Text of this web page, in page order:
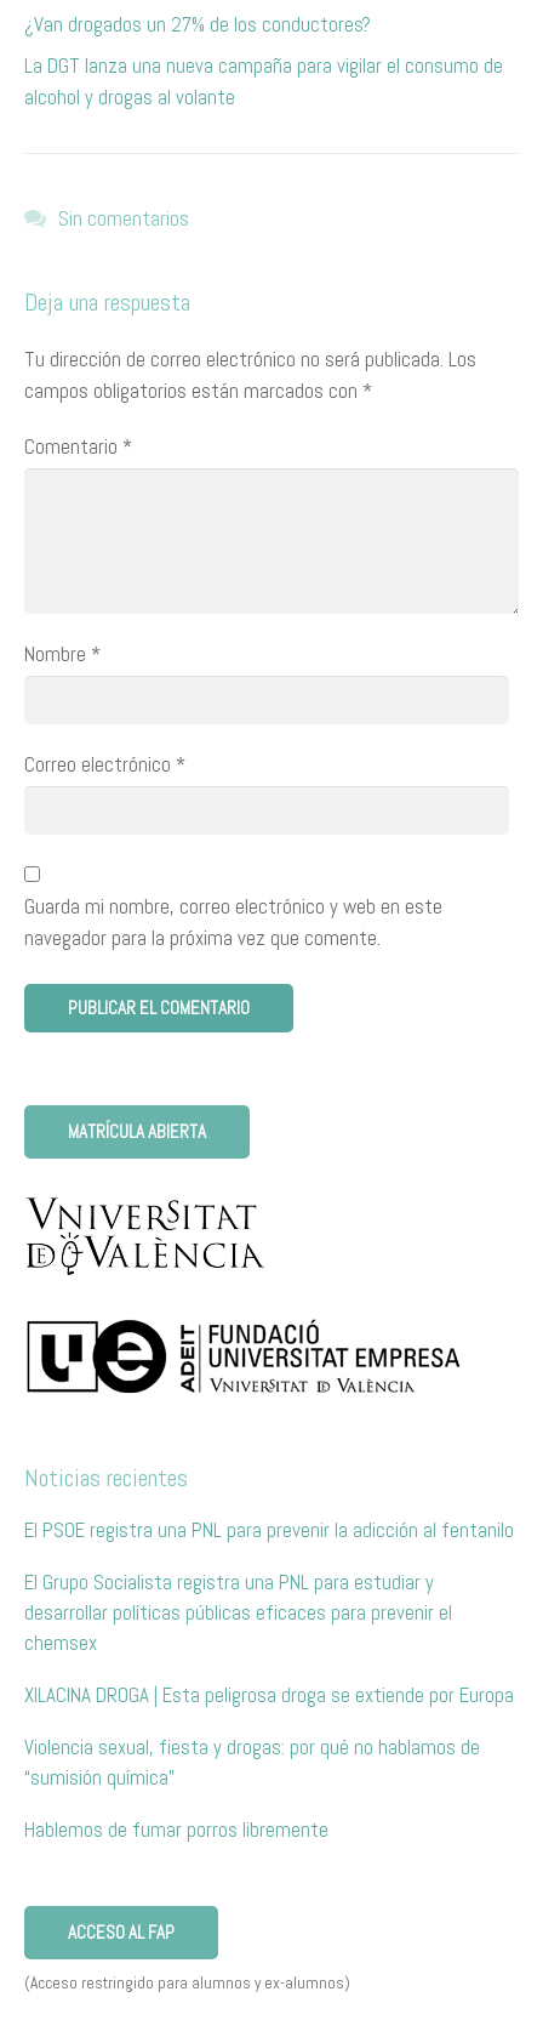
¿Van drogados un 27% de los conductores?
La DGT lanza una nueva campaña para vigilar el consumo de
alcohol y drogas al volante
Sin comentarios
Deja una respuesta
Tu dirección de correo electrónico no será publicada. Los
campos obligatorios están marcados con *
Comentario *
Nombre *
Correo electrónico *
Guarda mi nombre, correo electrónico y web en este
navegador para la próxima vez que comente.
MATRÍCULA ABIERTA
Noticias recientes
El PSOE registra una PNL para prevenir la adicción al fentanilo
El Grupo Socialista registra una PNL para estudiar y
desarrollar políticas públicas eficaces para prevenir el
chemsex
XILACINA DROGA | Esta peligrosa droga se extiende por Europa
Violencia sexual, fiesta y drogas: por qué no hablamos de
“sumisión química”
Hablemos de fumar porros libremente
ACCESO AL FAP
(Acceso restringido para alumnos y ex-alumnos)